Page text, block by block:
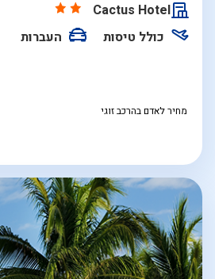
Cactus Hotel
כולל טיסות
העברות
מחיר לאדם בהרכב זוגי